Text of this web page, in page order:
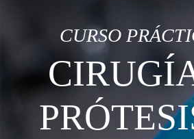
CURSO